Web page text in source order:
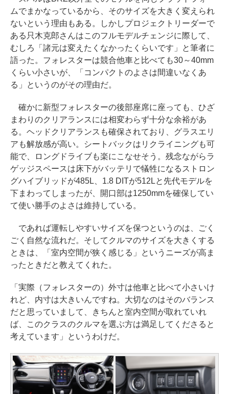
ムでまかなっているから、そのサイズを大きく変えられ
ないという理由もある。しかしプロジェクトリーダーで
ある只木克郎さんはこのフルモデルチェンジに際して、
むしろ「諸元は変えたくなかったくらいです」と筆者に
語った。フォレスターは競合他車と比べても30～40mm
くらい小さいが、「コンパクトのよさは間違いなくあ
る」というのがその理由だ。
確かに新型フォレスターの後部座席に座っても、ひざ
まわりのクリアランスには相変わらず十分な余裕があ
る。ヘッドクリアランスも確保されており、グラスエリ
アも解放感が高い。シートバックはリクライニングも可
能で、ロングドライブも楽にこなせそう。残念ながらラ
ゲッジスペースは床下がバッテリで犠牲になるストロン
グハイブリッドが485L、1.8 DITが512Lと先代モデルを
下まわってしまったが、開口部は1250mmを確保してい
て使い勝手のよさは維持している。
であれば運転しやすいサイズを保つというのは、ごく
ごく自然な流れだ。そしてクルマのサイズを大きくする
ときは、「室内空間が狭く感じる」というニーズが高ま
ったときだと教えてくれた。
「実際（フォレスターの）外寸は他車と比べて小さいけ
れど、内寸は大きいんですね。大切なのはそのバランス
だと思っていまして、きちんと室内空間が取れていれ
ば、このクラスのクルマを選ぶ方は満足してくださると
考えています」というわけだ。